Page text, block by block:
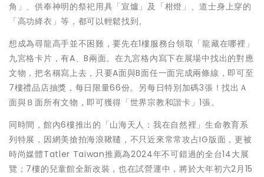
角」、供奉神明的祭祀用具「宣爐」及「柑燈」、道士身上穿的
「高功絳衣」等，都可以輕鬆找到。
想成為尋龍高手並不困難，要先在1樓服務台領取「龍藏在哪裡」
九宮格卡片，有A、B兩面。在九宮格內寫下在展場中找出的對應
文物，把名稱寫上去，只要A面與B面任一面完成兩條線，即可至
7樓禮品店抽獎，每日限量66份。另每日特別加碼3張！找出Ａ
面與Ｂ面所有文物，即可獲得「世界宗教和諧卡」1張。
同時間，館內6樓推出的「山海天人：我在自然裡」生命教育系
列特展，因網美搶拍海浪鞦韆，不只近來常常攻占IG版面，更被
時尚媒體Tatler Taiwan推薦為2024年不可錯過的全台14大展
覽；7樓的兒童館全新改裝，也在試營運中，將於大年初六2月15